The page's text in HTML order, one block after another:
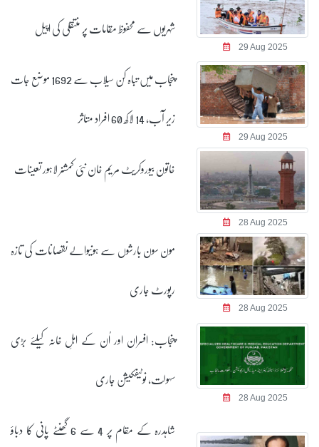
29 Aug 2025
شہریوں سے محفوظ مقامات پر منتقلی کی اپیل
29 Aug 2025
پنجاب میں تباہ کن سیلاب سے 1692 موضع جات
زیر آب، 14 لاکھ 60 افراد متاثر
28 Aug 2025
خاتون بیوروکریٹ مریم خان نئی کمشنر لاہور تعینات
28 Aug 2025
مون سون بارشوں سے ہونیوالے نقصانات کی تازہ
رپورٹ جاری
28 Aug 2025
پنجاب: افسران اور اُن کے اہلِ خانہ کیلئے بڑی
سہولت، نوٹیفکیشن جاری
شاہدرہ کے مقام پر 4 سے 6 گھنٹے پانی کا دباؤ